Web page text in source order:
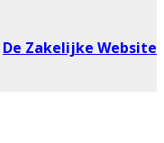
De Zakelijke Website